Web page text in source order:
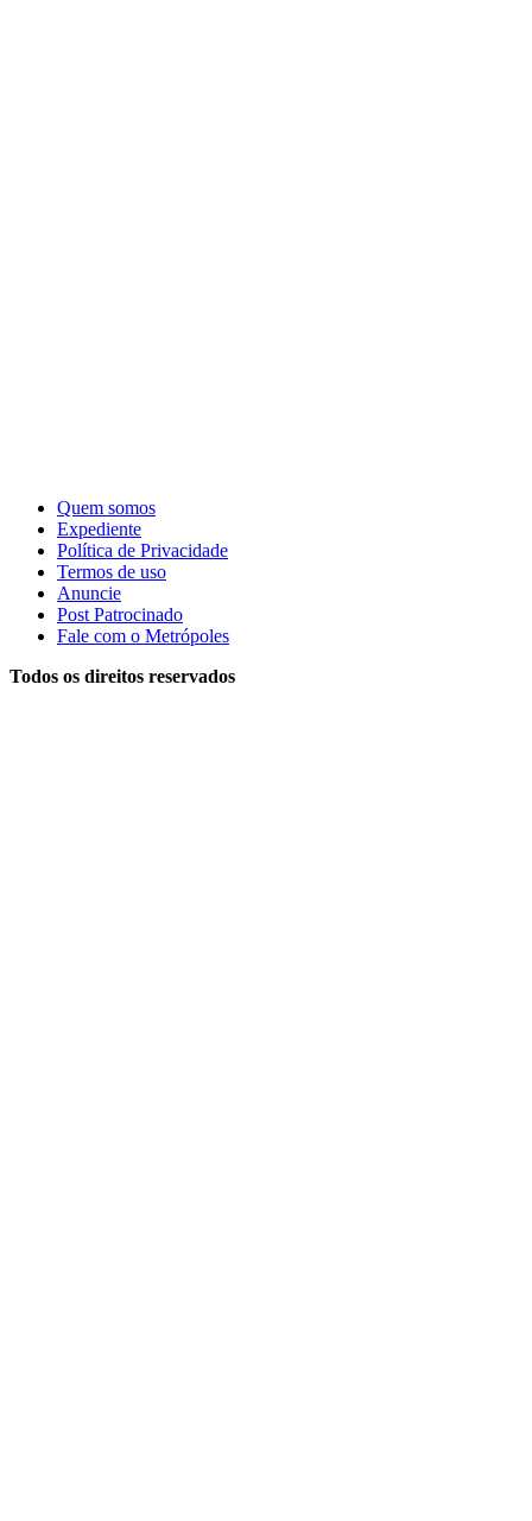
Quem somos
Expediente
Política de Privacidade
Termos de uso
Anuncie
Post Patrocinado
Fale com o Metrópoles
Todos os direitos reservados